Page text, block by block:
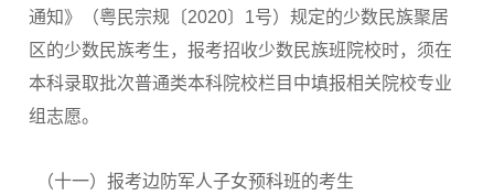
通知》（粤民宗规〔2020〕1号）规定的少数民族聚居
区的少数民族考生，报考招收少数民族班院校时，须在
本科录取批次普通类本科院校栏目中填报相关院校专业
组志愿。
（十一）报考边防军人子女预科班的考生